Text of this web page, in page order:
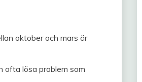
oktober och mars är
ofta lösa problem som